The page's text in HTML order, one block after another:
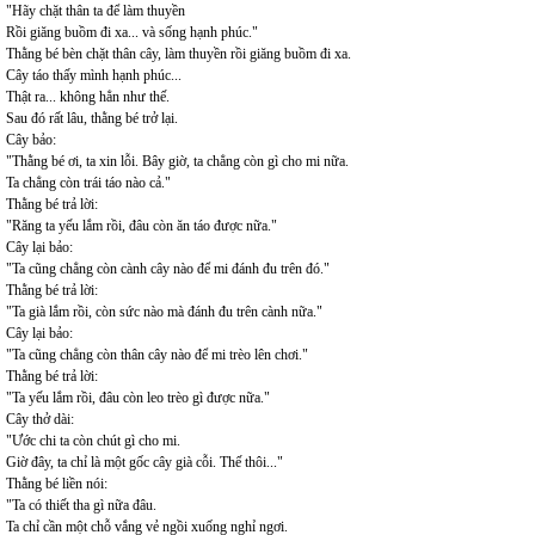
"Hãy chặt thân ta để làm thuyền
Rồi giăng buồm đi xa... và sống hạnh phúc."
Thằng bé bèn chặt thân cây, làm thuyền rồi giăng buồm đi xa.
Cây táo thấy mình hạnh phúc...
Thật ra... không hẳn như thế.
Sau đó rất lâu, thằng bé trở lại.
Cây bảo:
"Thằng bé ơi, ta xin lỗi. Bây giờ, ta chẳng còn gì cho mi nữa.
Ta chẳng còn trái táo nào cả."
Thằng bé trả lời:
"Răng ta yếu lắm rồi, đâu còn ăn táo được nữa."
Cây lại bảo:
"Ta cũng chẳng còn cành cây nào để mi đánh đu trên đó."
Thằng bé trả lời:
"Ta già lắm rồi, còn sức nào mà đánh đu trên cành nữa."
Cây lại bảo:
"Ta cũng chẳng còn thân cây nào để mi trèo lên chơi."
Thằng bé trả lời:
"Ta yếu lắm rồi, đâu còn leo trèo gì được nữa."
Cây thở dài:
"Ước chi ta còn chút gì cho mi.
Giờ đây, ta chỉ là một gốc cây già cỗi. Thế thôi..."
Thằng bé liền nói:
"Ta có thiết tha gì nữa đâu.
Ta chỉ cần một chỗ vắng vẻ ngồi xuống nghỉ ngơi.